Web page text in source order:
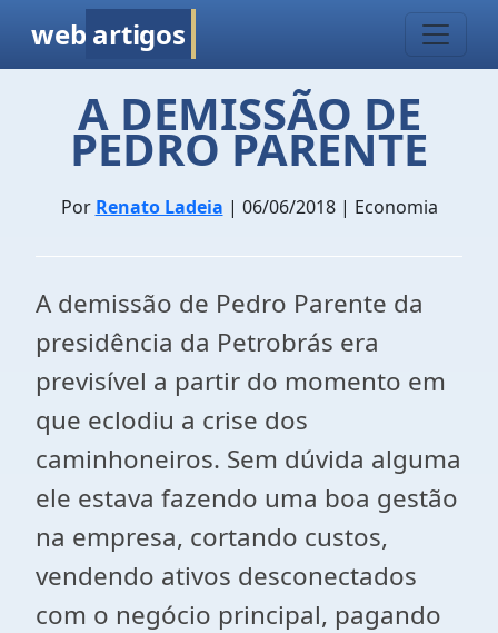
web artigos
A DEMISSÃO DE
PEDRO PARENTE
Por Renato Ladeia | 06/06/2018 | Economia
A demissão de Pedro Parente da
presidência da Petrobrás era
previsível a partir do momento em
que eclodiu a crise dos
caminhoneiros. Sem dúvida alguma
ele estava fazendo uma boa gestão
na empresa, cortando custos,
vendendo ativos desconectados
com o negócio principal, pagando